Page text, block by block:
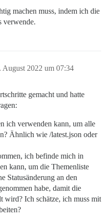
machen muss, indem ich die
verwende.
August 2022 um 07:34
gemacht und hatte
ich verwenden kann, um alle
Ähnlich wie /latest.json oder
ich befinde mich in
kann, um die Themenliste
Statusänderung an den
habe, damit die
wird? Ich schätze, ich muss mit